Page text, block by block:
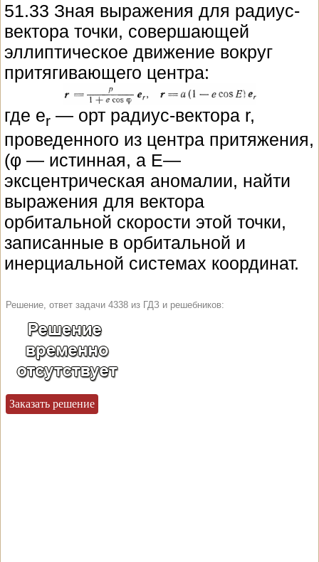
51.33 Зная выражения для радиус-
вектора точки, совершающей
эллиптическое движение вокруг
притягивающего центра:
где еr — орт радиус-вектора r,
проведенного из центра притяжения,
(φ — истинная, а Е—
эксцентрическая аномалии, найти
выражения для вектора
орбитальной скорости этой точки,
записанные в орбитальной и
инерциальной системах координат.
Решение, ответ задачи 4338 из ГДЗ и решебников:
Заказать решение